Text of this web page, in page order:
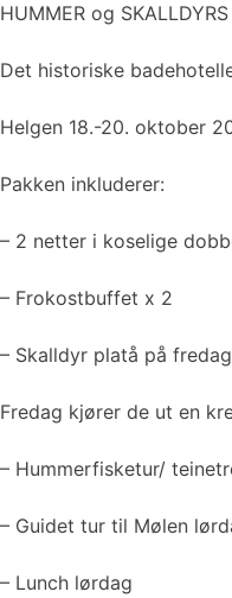
HUMMER og
Det historiske
Helgen 18.-20. oktober
Pakken inkluderer:
– 2 netter i koselige
– Frokostbuffet x 2
– Skalldyr platå på
Fredag kjører de ut en
– Hummerfisketur/
– Guidet tur til Mølen
– Lunch lørdag